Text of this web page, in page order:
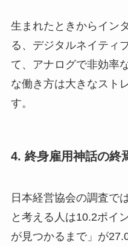
生まれたときからイン
る、デジタルネイティ
て、アナログで非効率
な働き方は大きなスト
す。
4. 終身雇用神話の終
日本経営協会の調査で
と考える人は10.2ポイ
が見つかるまで」が